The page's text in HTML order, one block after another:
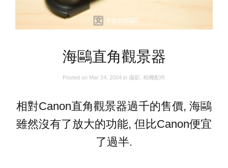
海鷗直角觀景器
Posted on Mar 24, 2004 in 攝影 相機配件
相對Canon直角觀景器過千的售價, 海鷗
雖然沒有了放大的功能, 但比Canon便宜
了過半.